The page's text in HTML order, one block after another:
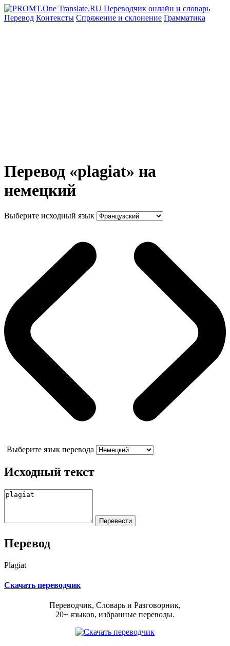
Перевод Контексты Спряжение и склонение Грамматика
Перевод «plagiat» на
немецкий
Выберите исходный язык
Выберите язык перевода
Исходный текст
Перевод
Plagiat
Скачать переводчик
Переводчик, Словарь и Разговорник,
20+ языков, избранные переводы.